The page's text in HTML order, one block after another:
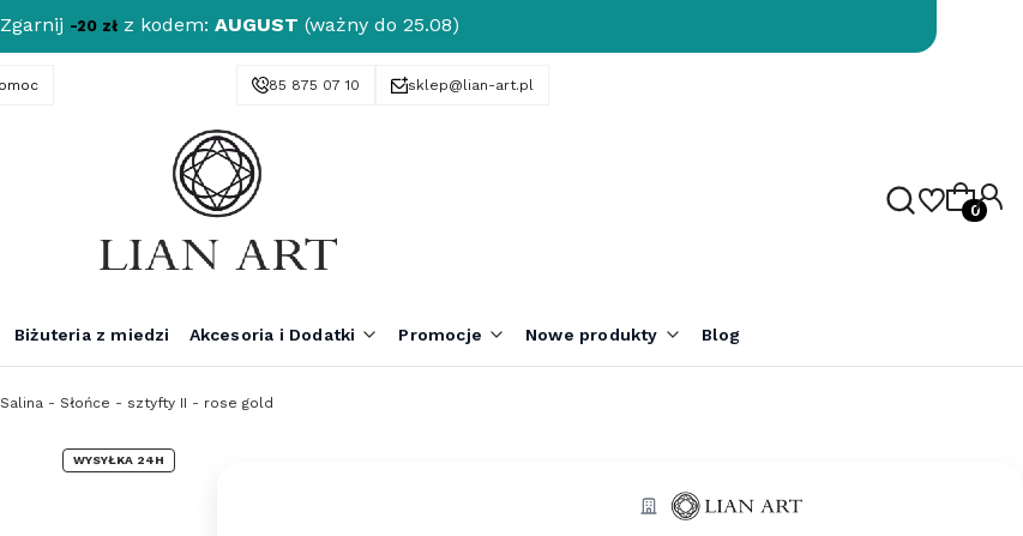
Zgarnij -20 zł z kodem: AUGUST (ważny do 25.08)
85 875 07 10 sklep@lian-art.pl
Biżuteria z miedzi Akcesoria i Dodatki Promocje Nowe produkty Blog
- Słońce - sztyfty II - rose gold
WYSYŁKA 24H